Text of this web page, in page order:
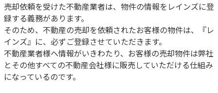
売却依頼を受けた不動産業者は、物件の情報をレインズに登
録する義務があります。
そのため、不動産の売却を依頼されたお客様の物件は、『レ
インズ』に、必ずご登録させていただきます。
不動産業者様へ情報がいきわたり、お客様の売却物件は弊社
とその他すべての不動産会社様に販売していただける仕組み
になっているのです。